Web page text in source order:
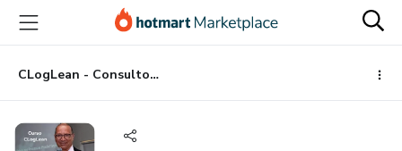
para
conteúdo
principal
para
pagamento
para
rodapé
CLogLean - Consultor de Logística Lean